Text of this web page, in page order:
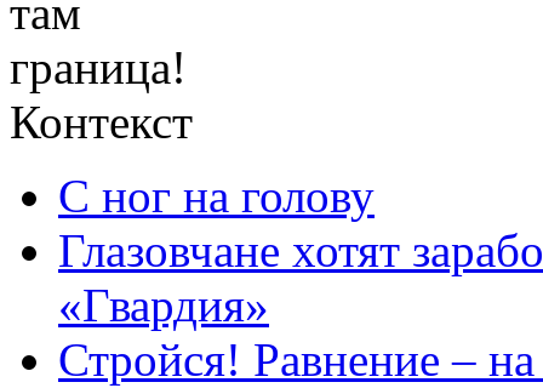
Контекст
С ног на голову
Глазовчане хотят
«Гвардия»
Стройся! Равнение – на